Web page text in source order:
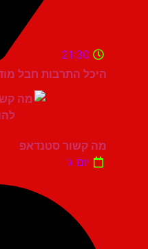
היכל התרבות חבל מודיעין
21:30
מה קשור סטנדאפ
יום ג'